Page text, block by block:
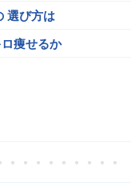
選び方は
痩せるか